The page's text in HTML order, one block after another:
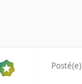
Posté(e)